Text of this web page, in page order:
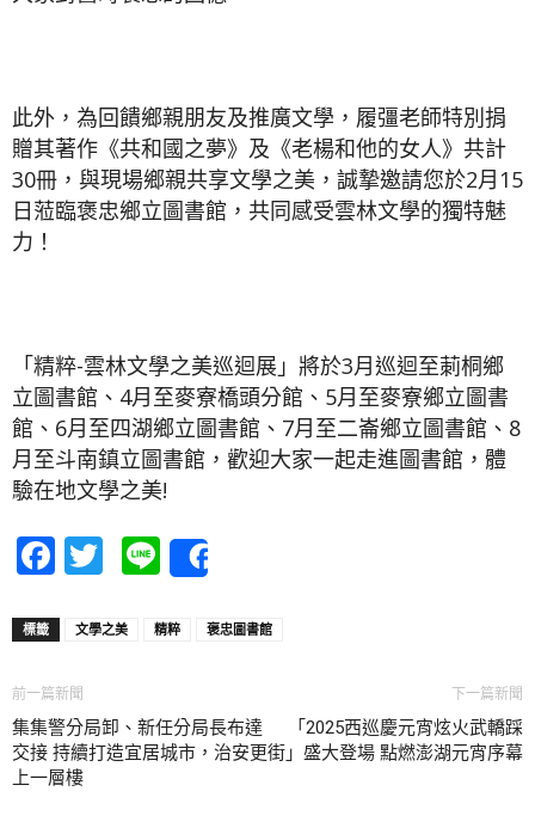
此外，為回饋鄉親朋友及推廣文學，履彊老師特別捐
贈其著作《共和國之夢》及《老楊和他的女人》共計
30冊，與現場鄉親共享文學之美，誠摯邀請您於2月15
日蒞臨褒忠鄉立圖書館，共同感受雲林文學的獨特魅
力！
「精粹-雲林文學之美巡迴展」將於3月巡迴至莿桐鄉
立圖書館、4月至麥寮橋頭分館、5月至麥寮鄉立圖書
館、6月至四湖鄉立圖書館、7月至二崙鄉立圖書館、8
月至斗南鎮立圖書館，歡迎大家一起走進圖書館，體
驗在地文學之美!
Facebook
Twitter
Line
標籤 文學之美 精粹 褒忠圖書館
前一篇新聞
集集警分局卸、新任分局長布達
交接 持續打造宜居城市，治安更
上一層樓
下一篇新聞
「2025西巡慶元宵炫火武轎踩
街」盛大登場 點燃澎湖元宵序幕